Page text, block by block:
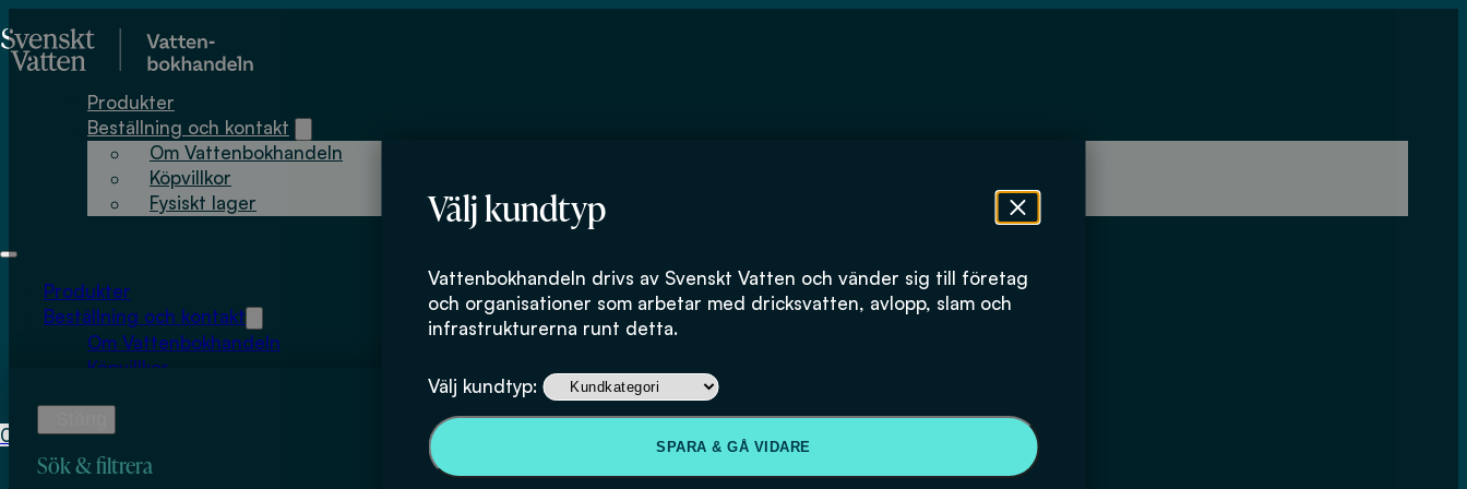
Välj kundtyp
Vattenbokhandeln drivs av Svenskt Vatten och vänder sig till företag
och organisationer som arbetar med dricksvatten, avlopp, slam och
infrastrukturerna runt detta.
Välj kundtyp:
SPARA & GÅ VIDARE
Produkter
Beställning och kontakt
Om Vattenbokhandeln
Köpvillkor
Fysiskt lager
Produkter
Beställning och kontakt
Om Vattenbokhandeln
Köpvillkor
0
kr
Inga produkter i varukorgen.
Håkan Alexandersson
Sök & filtrera